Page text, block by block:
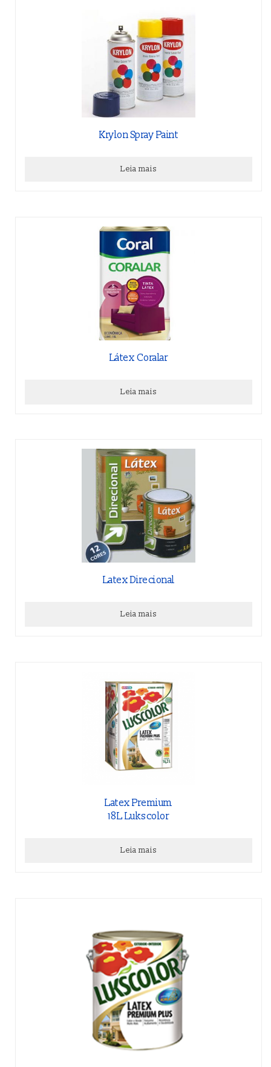
Krylon Spray Paint
Leia mais
Látex Coralar
Leia mais
Latex Direcional
Leia mais
Latex Premium
18L Lukscolor
Leia mais